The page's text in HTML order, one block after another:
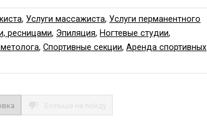
,Услуги массажиста,Услуги перманентного
ресницами, Эпиляция, Ногтевые студии,
,Спортивные секции,Аренда спортивных